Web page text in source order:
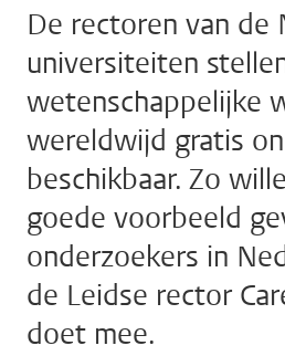
De rectoren van de
universiteiten
wetenschappelijke
wereldwijd gratis
beschikbaar. Zo
goede voorbeeld
onderzoekers in
de Leidse rector
doet mee.